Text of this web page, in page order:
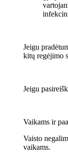
Jeigu
kitų regėjimo
Jeigu
Vaikams ir
Vaisto
vaikams.